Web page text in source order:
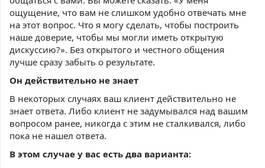
ощущение, что вам не слишком удобно отвечать мне
на этот вопрос. Что я могу сделать, чтобы построить
наше доверие, чтобы мы могли иметь открытую
дискуссию?». Без открытого и честного общения
лучше сразу забыть о результате.
Он действительно не знает
В некоторых случаях ваш клиент действительно не
знает ответа. Либо клиент не задумывался над вашим
вопросом ранее, никогда с этим не сталкивался, либо
пока не нашел ответа.
В этом случае у вас есть два варианта: